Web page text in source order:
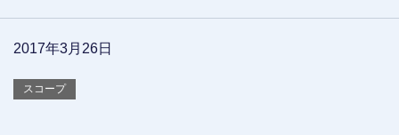
2017年3月26日
スコープ